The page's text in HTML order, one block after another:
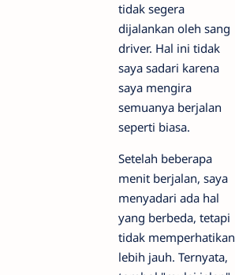
tidak segera
dijalankan oleh sang
driver. Hal ini tidak
saya sadari karena
saya mengira
semuanya berjalan
seperti biasa.
Setelah beberapa
menit berjalan, saya
menyadari ada hal
yang berbeda, tetapi
tidak memperhatikan
lebih jauh. Ternyata,